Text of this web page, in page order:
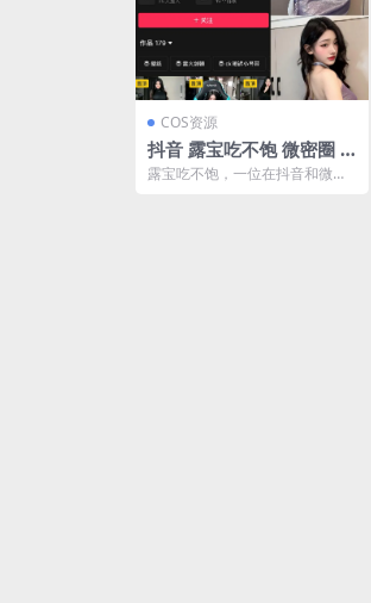
COS资源
抖音 露宝吃不饱 微密圈 N
O.013期 【22P11V】最
露宝吃不饱，一位在抖音和微密